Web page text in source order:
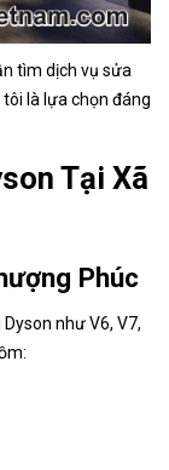
tìm dịch vụ sửa
tôi là lựa chọn đáng
Tại Xã
Phúc
như V6, V7,